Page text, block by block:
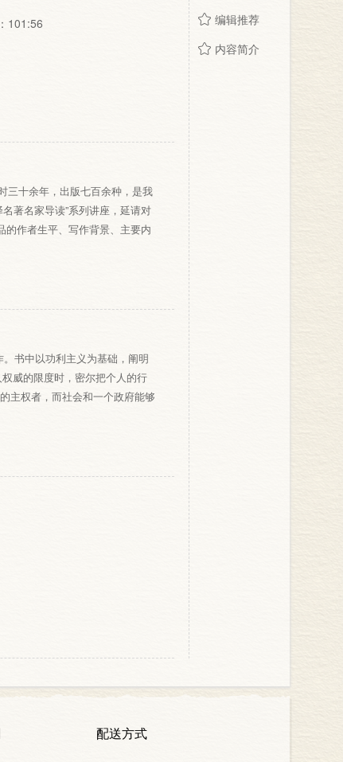
101:56
三十余年，出版七百余种，是我
著名家导读”系列讲座，延请对
的作者生平、写作背景、主要内
书中以功利主义为基础，阐明
威的限度时，密尔把个人的行
主权者，而社会和一个政府能够
编辑推荐
内容简介
配送方式